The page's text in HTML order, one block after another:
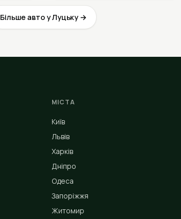
Більше авто у Луцьку →
МІСТА
Київ
Львів
Харків
Дніпро
Одеса
Запоріжжя
Житомир